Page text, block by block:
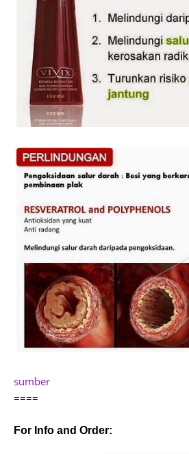
sumber
====
For Info and Order: